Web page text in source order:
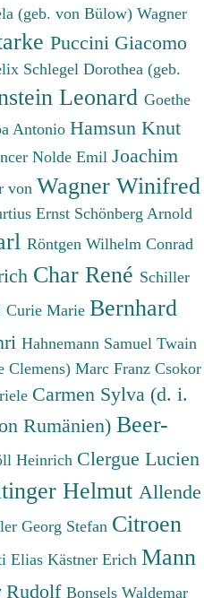
(geb. von Bülow) Wagner
Puccini Giacomo
Schlegel Dorothea (geb.
Leonard Goethe
Antonio Hamsun Knut
Nolde Emil Joachim
von Wagner Winifred
Ernst Schönberg Arnold
Röntgen Wilhelm Conrad
Char René Schiller
Curie Marie Bernhard
Hahnemann Samuel Twain
Clemens) Marc Franz Csokor
Carmen Sylva (d. i.
Rumänien) Beer-
Heinrich Clergue Lucien
Helmut Allende
Georg Stefan Citroen
Elias Kästner Erich Mann
Rudolf Bonsels Waldemar